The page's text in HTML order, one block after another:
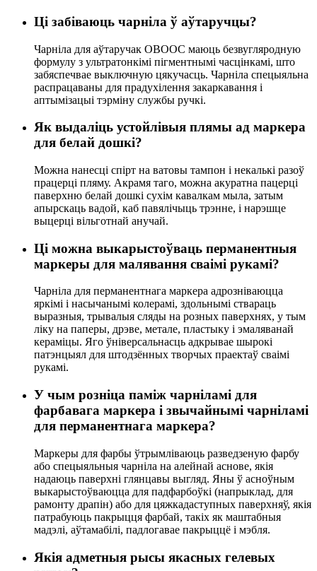
Ці забіваюць чарніла ў аўтаручцы?
Чарніла для аўтаручак OBOOC маюць безвугляродную
формулу з ультратонкімі пігментнымі часцінкамі, што
забяспечвае выключную цякучасць. Чарніла спецыяльна
распрацаваны для прадухілення закаркавання і
аптымізацыі тэрміну службы ручкі.
Як выдаліць устойлівыя плямы ад маркера
для белай дошкі?
Можна нанесці спірт на ватовы тампон і некалькі разоў
працерці пляму. Акрамя таго, можна акуратна пацерці
паверхню белай дошкі сухім кавалкам мыла, затым
апырскаць вадой, каб павялічыць трэнне, і нарэшце
выцерці вільготнай анучай.
Ці можна выкарыстоўваць перманентныя
маркеры для малявання сваімі рукамі?
Чарніла для перманентнага маркера адрозніваюцца
яркімі і насычанымі колерамі, здольнымі ствараць
выразныя, трывалыя сляды на розных паверхнях, у тым
ліку на паперы, дрэве, метале, пластыку і эмаляванай
кераміцы. Яго ўніверсальнасць адкрывае шырокі
патэнцыял для штодзённых творчых праектаў сваімі
рукамі.
У чым розніца паміж чарніламі для
фарбавага маркера і звычайнымі чарніламі
для перманентнага маркера?
Маркеры для фарбы ўтрымліваюць разведзеную фарбу
або спецыяльныя чарніла на алейнай аснове, якія
надаюць паверхні глянцавы выгляд. Яны ў асноўным
выкарыстоўваюцца для падфарбоўкі (напрыклад, для
рамонту драпін) або для цяжкадаступных паверхняў, якія
патрабуюць пакрыцця фарбай, такіх як маштабныя
мадэлі, аўтамабілі, падлогавае пакрыццё і мэбля.
Якія адметныя рысы якасных гелевых